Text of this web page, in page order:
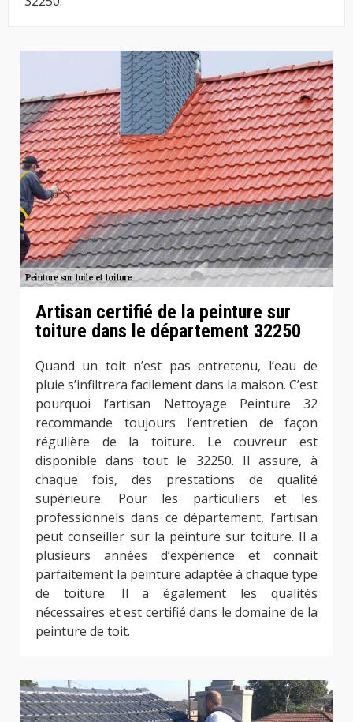
Artisan certifié de la peinture sur
toiture dans le département 32250
Quand un toit n’est pas entretenu, l’eau de
pluie s’infiltrera facilement dans la maison. C’est
pourquoi l’artisan Nettoyage Peinture 32
recommande toujours l’entretien de façon
régulière de la toiture. Le couvreur est
disponible dans tout le 32250. Il assure, à
chaque fois, des prestations de qualité
supérieure. Pour les particuliers et les
professionnels dans ce département, l’artisan
peut conseiller sur la peinture sur toiture. Il a
plusieurs années d’expérience et connait
parfaitement la peinture adaptée à chaque type
de toiture. Il a également les qualités
nécessaires et est certifié dans le domaine de la
peinture de toit.